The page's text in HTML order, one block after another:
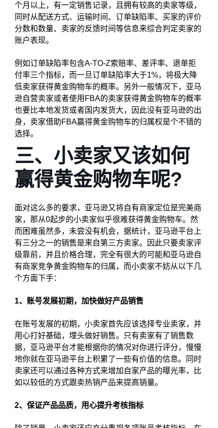
个月以上，有一定销售记录，且拥有较高的卖家等级，
同时从配送方式、运输时间、订单缺陷率、买家的评价
分数和数量、卖家的反馈时间等信息来综合判定卖家的
账户表现。
例如订单缺陷率包含A-TO-Z索赔率、差评率、退单拒
付率三个指标，而一旦订单缺陷率大于1%，将极大降
低卖家获得黄金购物车的概率。另外一般情况下，亚马
逊自营卖家或者使用FBA的卖家获得黄金购物车的概率
也要比本地发货或者国内发货大，因此没有亚马逊的出
身，卖家借助FBA赢得黄金购物车的归属权是个不错的
选择。
三、小卖家又该如何
赢得黄金购物车呢?
面对这么多的要求，亚马逊又将自有商家定位是完美商
家，那从0起步的小卖家似乎很难获得黄金购物车。然
而困难虽然多，未尝没有机会，据统计，亚马逊平台上
有三分之一的销售是来自第三方卖家。因此只要卖家评
级靠前，并且价格合理，完全有很大的可能和亚马逊自
有商家竞争黄金购物车的归属，而小卖家不妨从以下几
个方面下手：
1、账号发展初期，加快做好产品销售
在账号发展的初期，小卖家首先应该选择专业卖家，并
用心打好基础，埋头做好销售。只有卖家有了销售数
据，亚马逊平台才能根据你的情况对你进行评分，慢慢
地你就在亚马逊平台上积累了一些有价值的信息。同时
卖家还可以通过各种方式来增加自家产品的曝光率，比
如以较低的方式跟卖热销产品来提高销量。
2、保证产品品质，用心提升考核指标